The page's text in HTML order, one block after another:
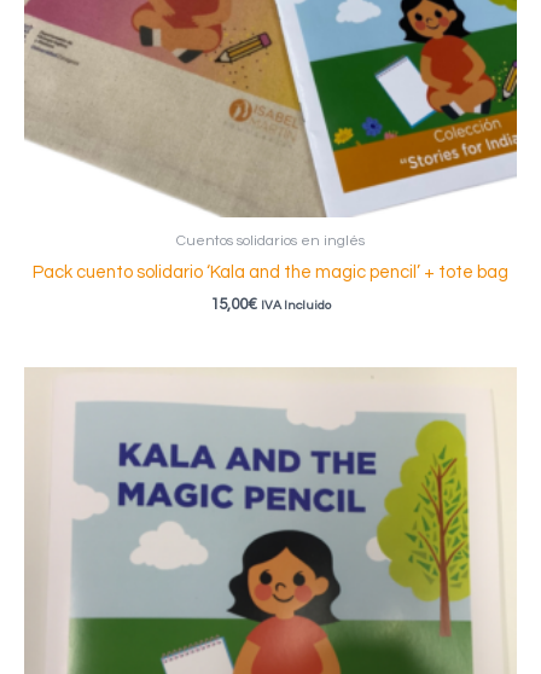
Cuentos solidarios en inglés
Pack cuento solidario ‘Kala and the magic pencil’ + tote bag
15,00€ IVA Incluido